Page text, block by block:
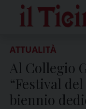
content
ATTUALITÀ
Al Collegio
“Festival
biennio